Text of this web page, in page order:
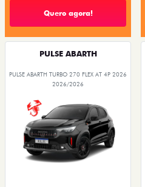
Quero agora!
PULSE ABARTH
PULSE ABARTH TURBO 270 FLEX AT 4P 2026
2026/2026